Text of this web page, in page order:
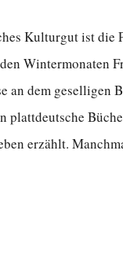
Kulturgut ist die
Wintermonaten
an dem geselligen
plattdeutsche
erzählt.